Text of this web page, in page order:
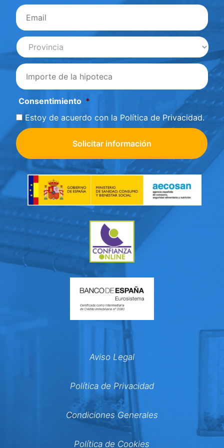
Email
Provincia
importe
Consentimiento *
Estoy de acuerdo con la Política de Privacidad.
Aviso Legal
Política de Privacidad
Condiciones Generales
Política de Cookies